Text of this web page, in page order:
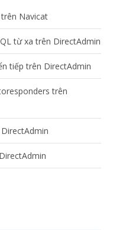
Navicat
từ xa trên DirectAdmin
tiếp trên DirectAdmin
trên